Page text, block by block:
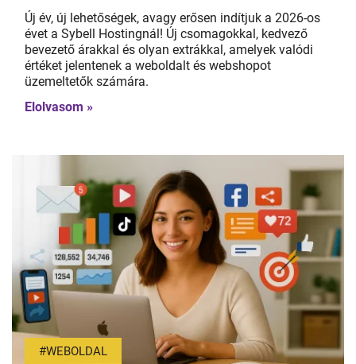
Új év, új lehetőségek, avagy erősen indítjuk a 2026-os
évet a Sybell Hostingnál! Új csomagokkal, kedvező
bevezető árakkal és olyan extrákkal, amelyek valódi
értéket jelentenek a weboldalt és webshopot
üzemeltetők számára.
Elolvasom »
#WEBOLDAL